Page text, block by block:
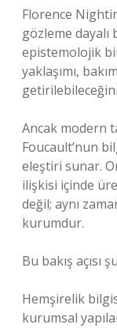
Florence
gözleme
epistemolojik
yaklaşımı,
Ancak modern
Foucault’nun
eleştiri sunar.
ilişkisi içinde
değil; aynı
kurumdur.
Bu bakış açısı
Hemşirelik
kurumsal